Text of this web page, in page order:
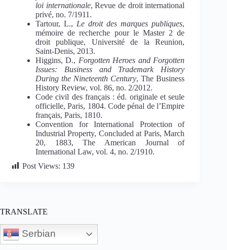
loi internationale, Revue de droit international
privé, no. 7/1911.
Tartour, L., Ledroitdesmarques publiques,
mémoire de recherche pour le Master 2 de
droit publique, Université de la Reunion,
Saint-Denis, 2013.
Higgins, D., Forgotten Heroes and Forgotten
Issues:
Business and Trademark
History
Duringthe Nineteenth Century, The Business
History Review, vol. 86, no. 2/2012.
Code civil des français : éd. originale et seule
officielle, Paris, 1804. Code pénal de l’Empire
français, Paris, 1810.
Convention for International Protection of
Industrial Property, Concluded at Paris, March
20, 1883, The American Journal of
International Law, vol. 4, no. 2/1910.
Post Views: 139
TRANSLATE
Serbian